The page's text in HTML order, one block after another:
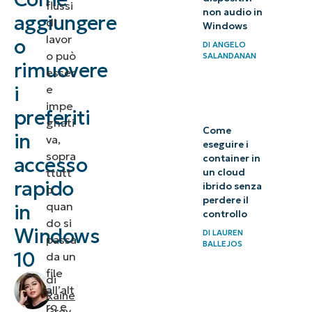
aggiungere
o
rimuovere
i
preferiti
in
accesso
rapido
in
Windows
10
di
Raine
rapido?
Come
o
rimuovere i
Accesso
dei
flussi
di
lavor
o può
esser
e
impe
gnati
va,
sopra
ttutt
o
quan
do si
passa
da un
file
all’alt
ro e
non audio in
Windows
DIANGELO
SALANDANAN
Come
eseguire i
container in
un cloud
ibrido senza
perdere il
controllo
DILAUREN
BALLEJOS